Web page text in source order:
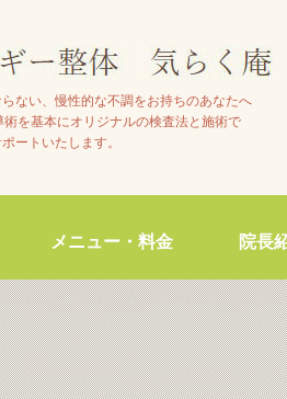
ない、慢性的な不調をお持ちのあなたへ
を基本にオリジナルの検査法と施術で
ートいたします。
メニュー・料金 院長